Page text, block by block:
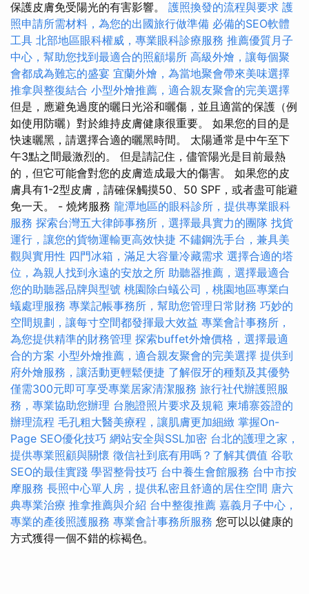
保護皮膚免受陽光的有害影響。 護照換發的流程與要求 護
照申請所需材料，為您的出國旅行做準備 必備的SEO軟體
工具 北部地區眼科權威，專業眼科診療服務 推薦優質月子
中心，幫助您找到最適合的照顧場所 高級外燴，讓每個聚
會都成為難忘的盛宴 宜蘭外燴，為當地聚會帶來美味選擇
推拿與整復結合 小型外燴推薦，適合親友聚會的完美選擇
但是，應避免過度的曬日光浴和曬傷，並且適當的保護（例
如使用防曬）對於維持皮膚健康很重要。 如果您的目的是
快速曬黑，請選擇合適的曬黑時間。 太陽通常是中午至下
午3點之間最激烈的。 但是請記住，儘管陽光是目前最熱
的，但它可能會對您的皮膚造成最大的傷害。 如果您的皮
膚具有1-2型皮膚，請確保觸摸50、50 SPF，或者盡可能避
免一天。 - 燒烤服務 龍潭地區的眼科診所，提供專業眼科
服務 探索台灣五大律師事務所，選擇最具實力的團隊 找貨
運行，讓您的貨物運輸更高效快捷 不鏽鋼洗手台，兼具美
觀與實用性 四門冰箱，滿足大容量冷藏需求 選擇合適的塔
位，為親人找到永遠的安放之所 助聽器推薦，選擇最適合
您的助聽器品牌與型號 桃園除白蟻公司，桃園地區專業白
蟻處理服務 專業記帳事務所，幫助您管理日常財務 巧妙的
空間規劃，讓每寸空間都發揮最大效益 專業會計事務所，
為您提供精準的財務管理 探索buffet外燴價格，選擇最適
合的方案 小型外燴推薦，適合親友聚會的完美選擇 提供到
府外燴服務，讓活動更輕鬆便捷 了解假牙的種類及其優勢
僅需300元即可享受專業居家清潔服務 旅行社代辦護照服
務，專業協助您辦理 台胞證照片要求及規範 柬埔寨簽證的
辦理流程 毛孔粗大醫美療程，讓肌膚更加細緻 掌握On-
Page SEO優化技巧 網站安全與SSL加密 台北的護理之家，
提供專業照顧與關懷 徵信社到底有用嗎？了解其價值 谷歌
SEO的最佳實踐 學習整骨技巧 台中養生會館服務 台中市按
摩服務 長照中心單人房，提供私密且舒適的居住空間 唐六
典專業治療 推拿推薦與介紹 台中整復推薦 嘉義月子中心，
專業的產後照護服務 專業會計事務所服務 您可以以健康的
方式獲得一個不錯的棕褐色。